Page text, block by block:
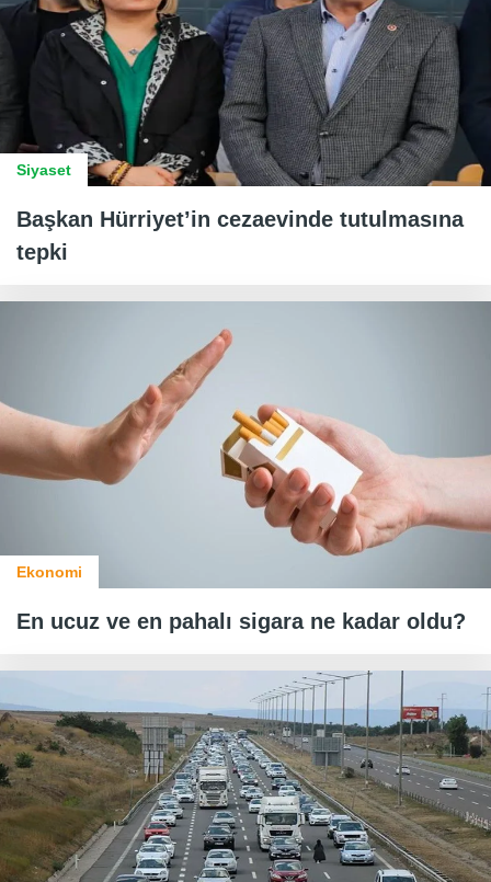
Siyaset
Başkan Hürriyet’in cezaevinde tutulmasına
tepki
Ekonomi
En ucuz ve en pahalı sigara ne kadar oldu?